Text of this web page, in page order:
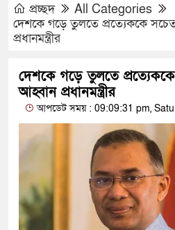
প্রচ্ছদ
All Categories
দেশকে গড়ে তুলতে প্রত্যেককে
প্রধানমন্ত্রীর
দেশকে গড়ে তুলতে
আহ্বান প্রধানমন্ত্রীর
আপডেট সময় : 09:09:31 pm,